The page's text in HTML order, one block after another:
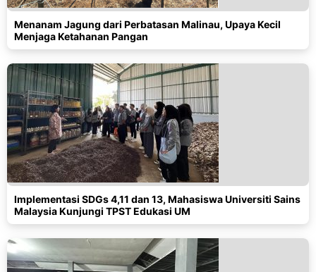
Menanam Jagung dari Perbatasan Malinau, Upaya Kecil
Menjaga Ketahanan Pangan
Implementasi SDGs 4,11 dan 13, Mahasiswa Universiti Sains
Malaysia Kunjungi TPST Edukasi UM